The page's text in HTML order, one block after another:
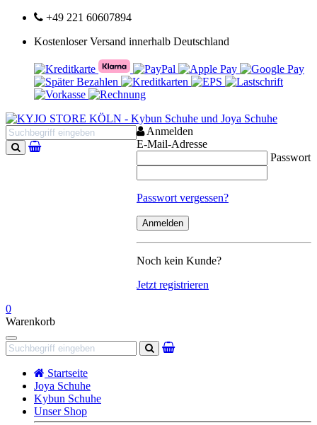
+49 221 60607894
Kostenloser Versand innerhalb Deutschland
Suchen
Anmelden
E-Mail-Adresse
Passwort
Passwort vergessen?
Noch kein Kunde?
Jetzt registrieren
0
Warenkorb
Navigation
Suchen
Startseite
Joya Schuhe
Kybun Schuhe
Unser Shop